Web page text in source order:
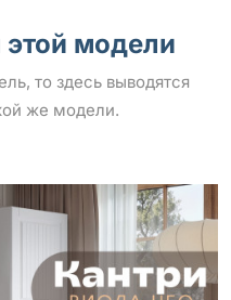
модели
то здесь выводятся
же модели.